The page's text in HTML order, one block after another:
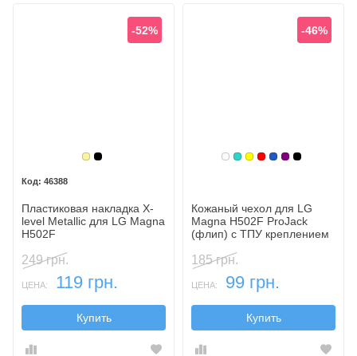
Золотой
Черный
-52%
46388
Пластиковая накладка X-
level Metallic для LG Magna
H502F
249 грн.
ЦЕНА: 119 грн.
Купить
Белый
Бирюзовый
Желтый
Красный
Синий,Черный
-46%
Кожаный чехол для LG
Magna H502F ProJack
(флип) с ТПУ креплением
185 грн.
ЦЕНА: 99 грн.
Купить